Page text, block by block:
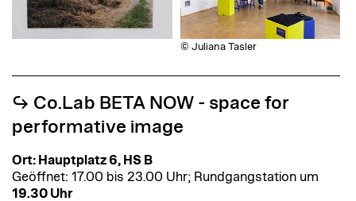
© Juliana Tasler
↪︎ Co.Lab BETA NOW - space for
performative image
Ort: Hauptplatz 6, HS B
Geöffnet: 17.00 bis 23.00 Uhr; Rundgangstation um
19.30 Uhr